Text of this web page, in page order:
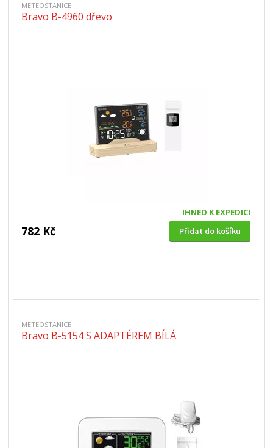
METEOSTANICE
Bravo B-4960 dřevo
IHNED K EXPEDICI
782 Kč Přidat do košíku
METEOSTANICE
Bravo B-5154 S ADAPTÉREM BÍLÁ